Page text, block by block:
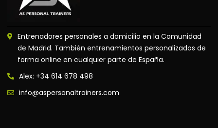
Entrenadores personales a domicilio en la Comunidad
de Madrid. También entrenamientos personalizados de
forma online en cualquier parte de España.
Alex: +34 614 678 498
info@aspersonaltrainers.com